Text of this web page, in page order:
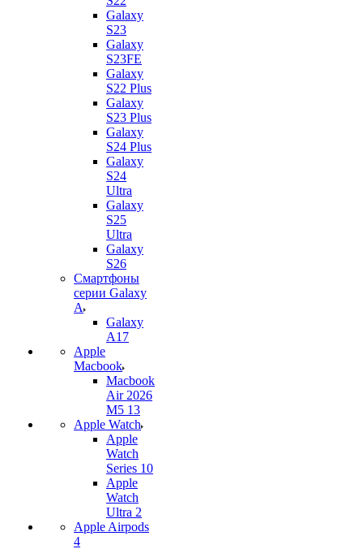
Galaxy
S23
Galaxy
S23FE
Galaxy
S22 Plus
Galaxy
S23 Plus
Galaxy
S24 Plus
Galaxy
S24
Ultra
Galaxy
S25
Ultra
Galaxy
S26
Смартфоны
серии Galaxy
A
Galaxy
A17
Apple
Macbook
Macbook
Air 2026
M5 13
Apple Watch
Apple
Watch
Series 10
Apple
Watch
Ultra 2
Apple Airpods
4